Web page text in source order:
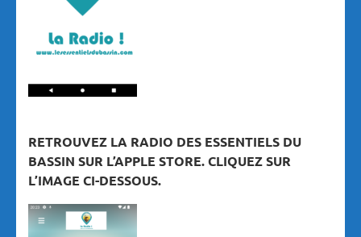
RETROUVEZ LA RADIO DES ESSENTIELS DU
BASSIN SUR L’APPLE STORE. CLIQUEZ SUR
L’IMAGE CI-DESSOUS.